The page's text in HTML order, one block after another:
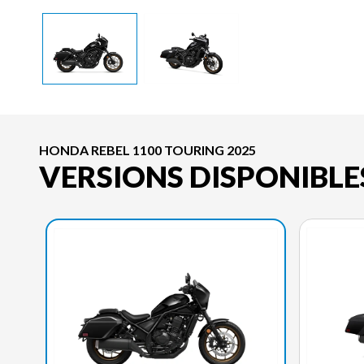
HONDA REBEL 1100 TOURING 2025
VERSIONS